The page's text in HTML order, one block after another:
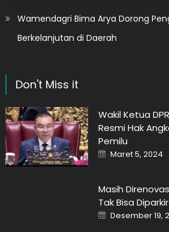
Wamendagri Bima Arya Dorong
Berkelanjutan di Daerah
Don't Miss it
Wakil Ketua
Resmi Hak
Pemilu
Posted
on
Maret 5, 2024
Masih
Tak Bisa
Posted
on
Desember 19,